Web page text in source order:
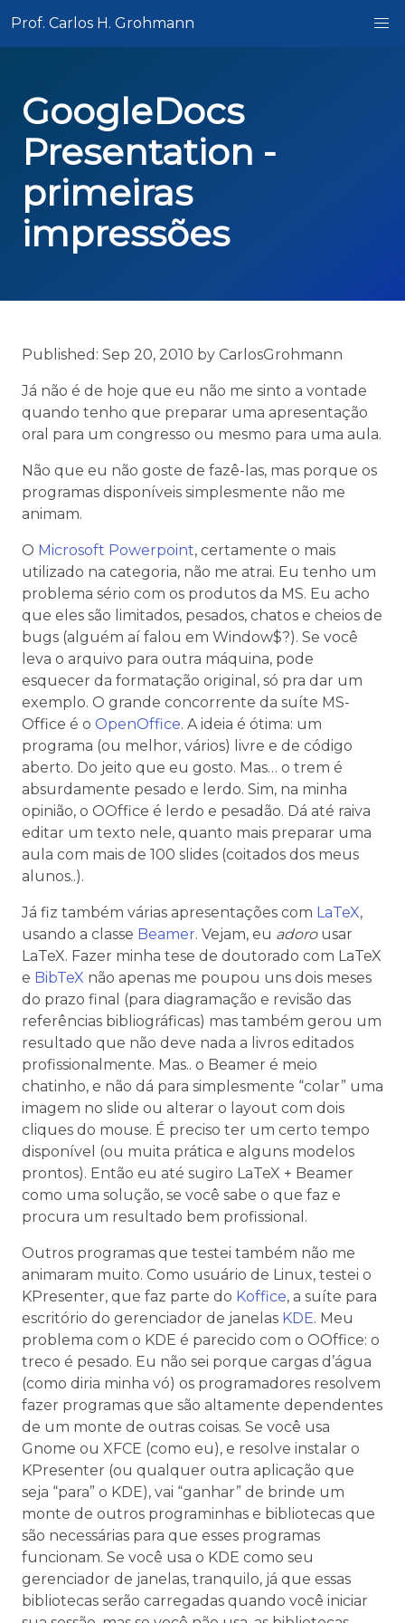
Prof. Carlos H. Grohmann
GoogleDocs
Presentation -
primeiras
impressões
Published: Sep 20, 2010 by CarlosGrohmann
Já não é de hoje que eu não me sinto a vontade
quando tenho que preparar uma apresentação
oral para um congresso ou mesmo para uma aula.
Não que eu não goste de fazê-las, mas porque os
programas disponíveis simplesmente não me
animam.
O Microsoft Powerpoint, certamente o mais
utilizado na categoria, não me atrai. Eu tenho um
problema sério com os produtos da MS. Eu acho
que eles são limitados, pesados, chatos e cheios de
bugs (alguém aí falou em Window$?). Se você
leva o arquivo para outra máquina, pode
esquecer da formatação original, só pra dar um
exemplo. O grande concorrente da suíte MS-
Office é o OpenOffice. A ideia é ótima: um
programa (ou melhor, vários) livre e de código
aberto. Do jeito que eu gosto. Mas… o trem é
absurdamente pesado e lerdo. Sim, na minha
opinião, o OOffice é lerdo e pesadão. Dá até raiva
editar um texto nele, quanto mais preparar uma
aula com mais de 100 slides (coitados dos meus
alunos..).
Já fiz também várias apresentações com LaTeX,
usando a classe Beamer. Vejam, eu adorousar
LaTeX. Fazer minha tese de doutorado com LaTeX
e BibTeX não apenas me poupou uns dois meses
do prazo final (para diagramação e revisão das
referências bibliográficas) mas também gerou um
resultado que não deve nada a livros editados
profissionalmente. Mas.. o Beamer é meio
chatinho, e não dá para simplesmente “colar” uma
imagem no slide ou alterar o layout com dois
cliques do mouse. É preciso ter um certo tempo
disponível (ou muita prática e alguns modelos
prontos). Então eu até sugiro LaTeX + Beamer
como uma solução, se você sabe o que faz e
procura um resultado bem profissional.
Outros programas que testei também não me
animaram muito. Como usuário de Linux, testei o
KPresenter, que faz parte do Koffice, a suíte para
escritório do gerenciador de janelas KDE. Meu
problema com o KDE é parecido com o OOffice: o
treco é pesado. Eu não sei porque cargas d’água
(como diria minha vó) os programadores resolvem
fazer programas que são altamente dependentes
de um monte de outras coisas. Se você usa
Gnome ou XFCE (como eu), e resolve instalar o
KPresenter (ou qualquer outra aplicação que
seja “para” o KDE), vai “ganhar” de brinde um
monte de outros programinhas e bibliotecas que
são necessárias para que esses programas
funcionam. Se você usa o KDE como seu
gerenciador de janelas, tranquilo, já que essas
bibliotecas serão carregadas quando você iniciar